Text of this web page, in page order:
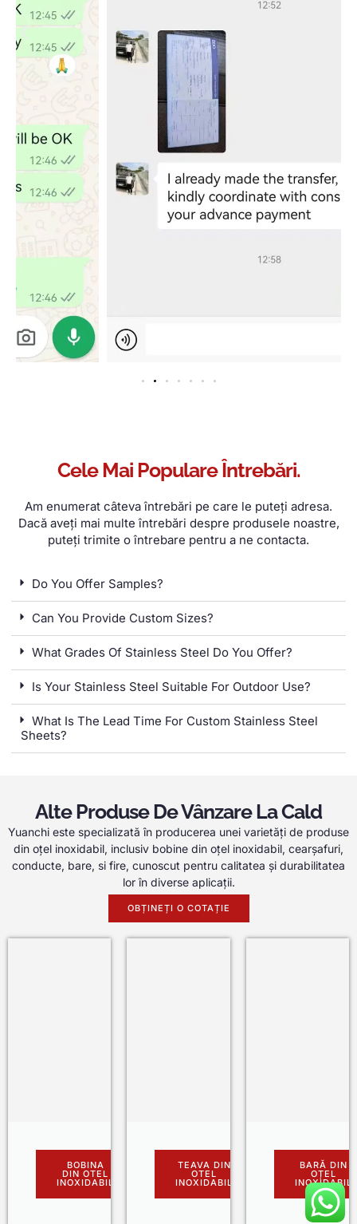
Cele Mai Populare Întrebări.
Am enumerat câteva întrebări pe care le puteți adresa.
Dacă aveți mai multe întrebări despre produsele noastre,
puteți trimite o întrebare pentru a ne contacta.
Do You Offer Samples?
Can You Provide Custom Sizes?
What Grades Of Stainless Steel Do You Offer?
Is Your Stainless Steel Suitable For Outdoor Use?
What Is The Lead Time For Custom Stainless Steel
Sheets?
Alte Produse De Vânzare La Cald
Yuanchi este specializată în producerea unei varietăți de produse
din oțel inoxidabil, inclusiv bobine din oțel inoxidabil, cearșafuri,
conducte, bare, si fire, cunoscut pentru calitatea și durabilitatea
lor în diverse aplicații.
OBȚINEȚI O COTAȚIE
BOBINA
DIN OTEL
INOXIDABIL
TEAVA DIN
OTEL
INOXIDABIL
BARĂ DIN
OȚEL
INOXIDABIL